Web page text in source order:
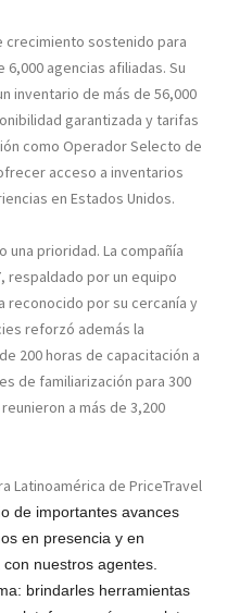
crecimiento sostenido para
agencias afiliadas. Su
inventario de más de 56,000
garantizada y tarifas
como Operador Selecto de
acceso a inventarios
en Estados Unidos.
una prioridad. La compañía
respaldado por un equipo
por su cercanía y
reforzó además la
200 horas de capacitación a
de familiarización para 300
a más de 3,200
Latinoamérica de PriceTravel
de importantes avances
en presencia y en
nuestros agentes.
brindarles herramientas